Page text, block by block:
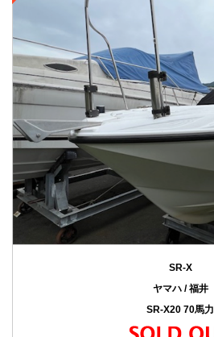
SR-X
ヤマハ / 福井
SR-X20 70馬力